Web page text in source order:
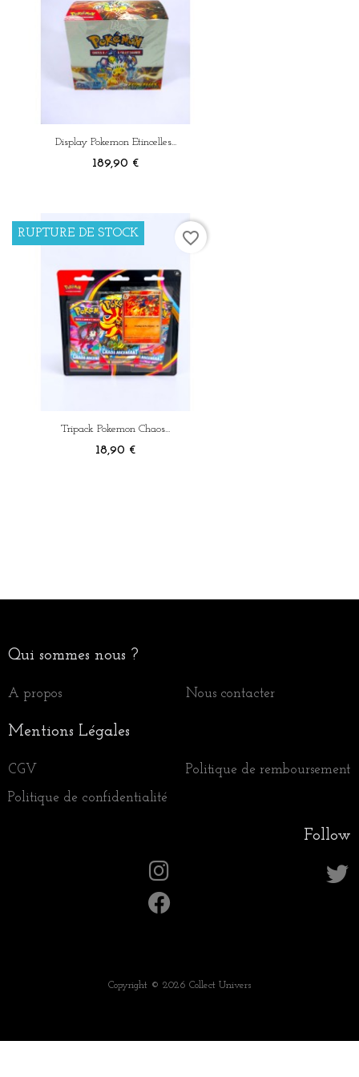
Display Pokemon Etincelles...
Prix
189,90 €
Tripack Pokemon Chaos...
Prix
18,90 €
RUPTURE DE STOCK favorite_border
Qui sommes nous ?
A propos Nous contacter
Mentions Légales
CGV
Politique de confidentialité
Politique de remboursement
Follow
Copyright © 2026 Collect Univers